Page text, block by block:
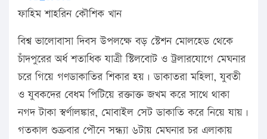
ফাহিম শাহরিন কৌশিক খান
বিশ্ব ভালোবাসা দিবস উপলক্ষে বড় স্টেশন মোলহেড থেকে
চাঁদপুরের অর্ধ শতাধিক যাত্রী স্টিলবোট ও ট্রলারযোগে মেঘনার
চরে গিয়ে গণডাকাতির শিকার হয়। ডাকাতরা মহিলা, যুবতী
ও যুবকদের বেধম পিটিয়ে রক্তাক্ত জখম করে সাথে থাকা
নগদ টাকা স্বর্ণালঙ্কার, মোবাইল সেট ডাকাতি করে নিয়ে যায়।
গতকাল শুক্রবার পৌনে সন্ধ্যা ৬টায় মেঘনার চর এলাকায়